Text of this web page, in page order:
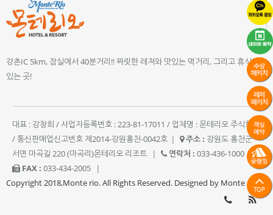
강촌IC 5km, 잠실에서 40분거리!! 짜릿한 레져와 맛있는 먹거리, 그리고 휴식이
있는 곳!
대표 : 강창희 / 사업자등록번호 : 223-81-17011 / 업체명 : 몬테리오 주식회사
/ 통신판매업신고번호 제2014-강원홍천-0042호 | 주소 : 강원도 홍천군
서면 마곡길 220 (마곡리)몬테리오 리조트
| 연락처 : 033-436-1000
|
FAX : 033-434-2005
|
Copyright 2018,Monte rio. All Rights Reserved. Designed by Monte rio.